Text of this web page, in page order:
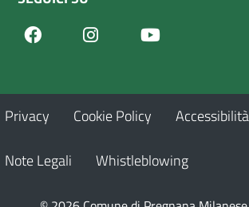
FacebookInstagram
Privacy Cookie Policy Accessibilità
Note Legali Whistleblowing